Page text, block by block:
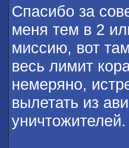
Спасибо за
меня тем в 2
миссию, вот
весь лимит
немеряно,
вылетать из
уничтожителей.